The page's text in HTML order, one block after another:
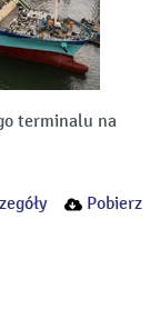
terminalu na
Pobierz